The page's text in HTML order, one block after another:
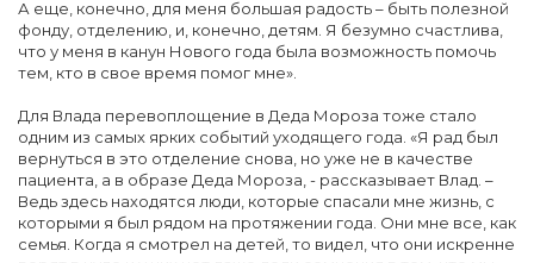
А еще, конечно, для меня большая радость – быть полезной
фонду, отделению, и, конечно, детям. Я безумно счастлива,
что у меня в канун Нового года была возможность помочь
тем, кто в свое время помог мне».
Для Влада перевоплощение в Деда Мороза тоже стало
одним из самых ярких событий уходящего года. «Я рад был
вернуться в это отделение снова, но уже не в качестве
пациента, а в образе Деда Мороза, - рассказывает Влад. –
Ведь здесь находятся люди, которые спасали мне жизнь, с
которыми я был рядом на протяжении года. Они мне все, как
семья. Когда я смотрел на детей, то видел, что они искренне